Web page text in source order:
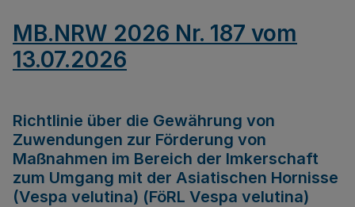
MB.NRW 2026 Nr. 187 vom
13.07.2026
Richtlinie über die Gewährung von
Zuwendungen zur Förderung von
Maßnahmen im Bereich der Imkerschaft
zum Umgang mit der Asiatischen Hornisse
(Vespa velutina) (FöRL Vespa velutina)